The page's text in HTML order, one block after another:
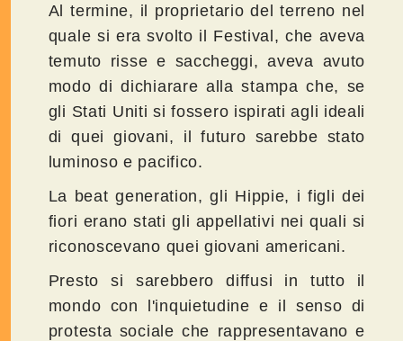
Al termine, il proprietario del terreno nel
quale si era svolto il Festival, che aveva
temuto risse e saccheggi, aveva avuto
modo di dichiarare alla stampa che, se
gli Stati Uniti si fossero ispirati agli ideali
di quei giovani, il futuro sarebbe stato
luminoso e pacifico.
La beat generation, gli Hippie, i figli dei
fiori erano stati gli appellativi nei quali si
riconoscevano quei giovani americani.
Presto si sarebbero diffusi in tutto il
mondo con l'inquietudine e il senso di
protesta sociale che rappresentavano e